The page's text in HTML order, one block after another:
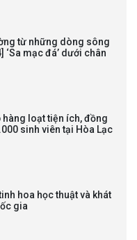
làm chức danh nghề
môn dùng
án tiến sĩ của NCS
từ những dòng sông
‘Sa mạc đá’ dưới chân
hàng loạt tiện ích, đồng
sinh viên tại Hòa Lạc
hoa học thuật và khát
gia